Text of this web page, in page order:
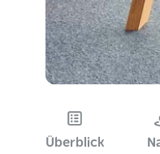
Überblick